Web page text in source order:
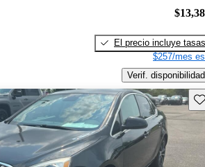
El precio incluye tasas
$257/mes
Verif. disponibilidad